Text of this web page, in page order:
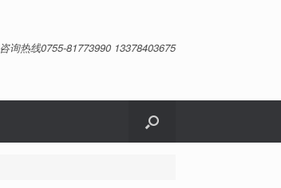
咨询热线0755-81773990 13378403675